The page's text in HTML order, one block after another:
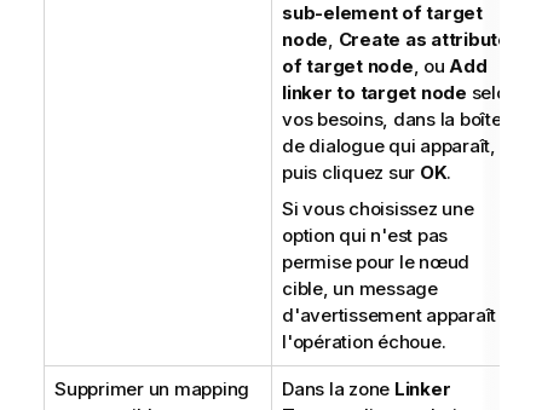
sub-element of target
node, Create as attribute
of target node, ouAdd
linker to target node selon
vos besoins, dans la boîte
de dialogue qui apparaît,
puis cliquez sur OK.
Si vous choisissez une
option qui n'est pas
permise pour le nœud
cible, un message
d'avertissement apparaît et
l'opération échoue.
Supprimer un mapping
Dans la zone Linker